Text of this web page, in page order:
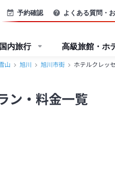
予約確認 よくある質問・
国内旅行 高級旅館・ホ
山 旭川 旭川市街 ホテルクレッ
ン・料金一覧